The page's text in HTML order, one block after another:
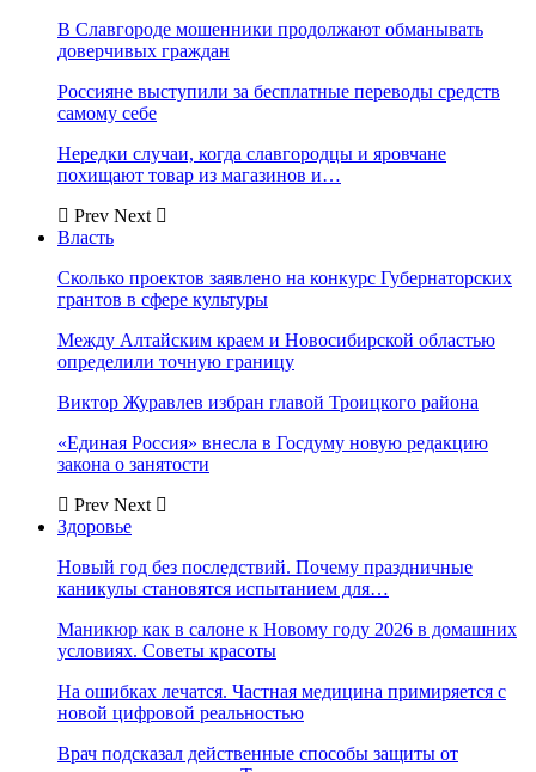
В Славгороде мошенники продолжают обманывать
доверчивых граждан
Россияне выступили за бесплатные переводы средств
самому себе
Нередки случаи, когда славгородцы и яровчане
похищают товар из магазинов и…
Prev Next
Власть
Сколько проектов заявлено на конкурс Губернаторских
грантов в сфере культуры
Между Алтайским краем и Новосибирской областью
определили точную границу
Виктор Журавлев избран главой Троицкого района
«Единая Россия» внесла в Госдуму новую редакцию
закона о занятости
Prev Next
Здоровье
Новый год без последствий. Почему праздничные
каникулы становятся испытанием для…
Маникюр как в салоне к Новому году 2026 в домашних
условиях. Советы красоты
На ошибках лечатся. Частная медицина примиряется с
новой цифровой реальностью
Врач подсказал действенные способы защиты от